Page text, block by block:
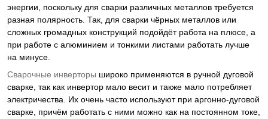
энергии, поскольку для сварки различных металлов требуется
разная полярность. Так, для сварки чёрных металлов или
сложных громадных конструкций подойдёт работа на плюсе, а
при работе с алюминием и тонкими листами работать лучше
на минусе.
Сварочные инверторы широко применяются в ручной дуговой
сварке, так как инвертор мало весит и также мало потребляет
электричества. Их очень часто используют при аргонно-дуговой
сварке, причём работать с ними можно как на постоянном токе,